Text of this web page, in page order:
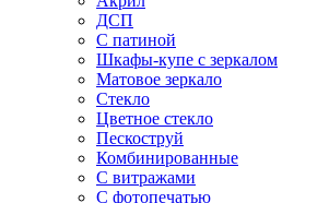
ДСП
С патиной
Шкафы-купе с зеркалом
Матовое зеркало
Стекло
Цветное стекло
Пескоструй
Комбинированные
С витражами
С фотопечатью